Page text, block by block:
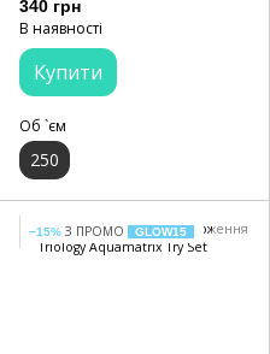
340 грн
В наявності
Купити
Об `єм
250
−15% З ПРОМО GLOW15